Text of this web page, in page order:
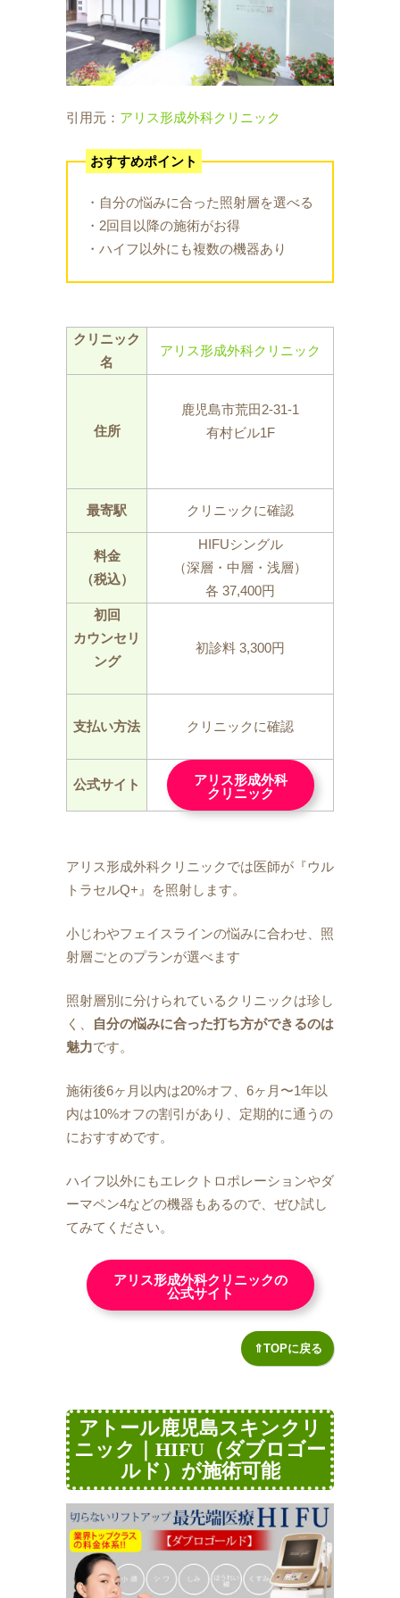
引用元： アリス形成外科クリニック
おすすめポイント
・自分の悩みに合った照射層を選べる
・2回目以降の施術がお得
・ハイフ以外にも複数の機器あり
クリニック
名
アリス形成外科クリニック
住所
鹿児島市荒田2-31-1
有村ビル1F
最寄駅 クリニックに確認
料金
（税込）
HIFUシングル
（深層・中層・浅層）
各 37,400円
初回
カウンセリ
ング
初診料 3,300円
支払い方法 クリニックに確認
公式サイト
アリス形成外科
クリニック
アリス形成外科クリニックでは医師が『ウル
トラセルQ+』を照射します。
小じわやフェイスラインの悩みに合わせ、照
射層ごとのプランが選べます
照射層別に分けられているクリニックは珍し
く、
自分の悩みに合った打ち方ができるのは
魅力です。
施術後6ヶ月以内は20%オフ、6ヶ月〜1年以
内は10%オフの割引があり、定期的に通うの
におすすめです。
ハイフ以外にもエレクトロポレーションやダ
ーマペン4などの機器もあるので、ぜひ試し
てみてください。
アリス形成外科クリニックの
公式サイト
⇑TOPに戻る
アトール鹿児島スキンクリ
ニック｜HIFU（ダブロゴー
ルド）が施術可能